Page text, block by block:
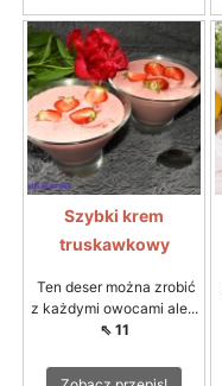
Szybki krem
truskawkowy
Ten deser można zrobić
z każdymi owocami ale...
⇖ 11